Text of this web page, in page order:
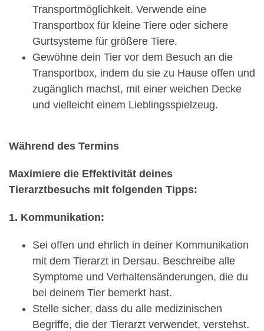
Transportmöglichkeit. Verwende eine
Transportbox für kleine Tiere oder sichere
Gurtsysteme für größere Tiere.
Gewöhne dein Tier vor dem Besuch an die
Transportbox, indem du sie zu Hause offen und
zugänglich machst, mit einer weichen Decke
und vielleicht einem Lieblingsspielzeug.
Während des Termins
Maximiere die Effektivität deines
Tierarztbesuchs mit folgenden Tipps:
1. Kommunikation:
Sei offen und ehrlich in deiner Kommunikation
mit dem Tierarzt in Dersau. Beschreibe alle
Symptome und Verhaltensänderungen, die du
bei deinem Tier bemerkt hast.
Stelle sicher, dass du alle medizinischen
Begriffe, die der Tierarzt verwendet, verstehst.